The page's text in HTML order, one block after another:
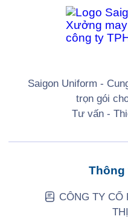
Saigon Uniform -
trọn gói
Tư vấn -
Thông
CÔNG TY CỔ